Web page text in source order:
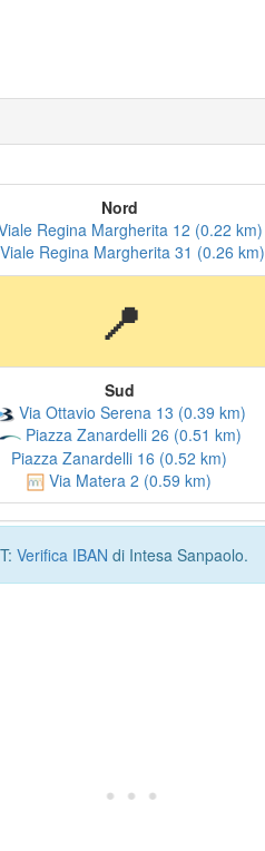
Nord
Regina Margherita 12 (0.22 km)
Regina Margherita 31 (0.26 km)
📍
Sud
Via Ottavio Serena 13 (0.39 km)
Piazza Zanardelli 26 (0.51 km)
Piazza Zanardelli 16 (0.52 km)
Via Matera 2 (0.59 km)
Verifica IBAN di Intesa Sanpaolo.